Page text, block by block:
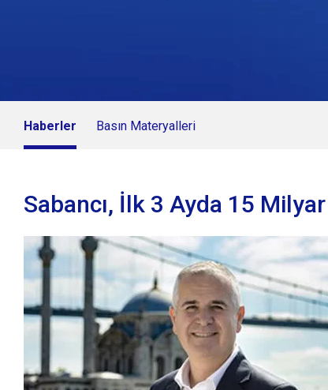
Haberler Basın Materyalleri
Sabancı, İlk 3 Ayda 15